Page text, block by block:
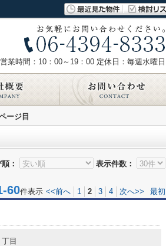
営業時間：10：00～19：00 定休日：毎週水曜日
ージ目
： 表示件数：
60件表示 <<前へ 1 2 3 4 次へ>> 最初
丁目